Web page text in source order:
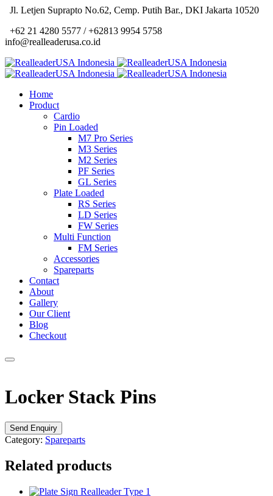
Jl. Letjen Suprapto No.62, Cemp. Putih Bar., DKI Jakarta 10520
+62 21 4280 5577 / +62813 9954 5758
info@realleaderusa.co.id
Home
Product
Cardio
Pin Loaded
M7 Pro Series
M3 Series
M2 Series
PF Series
GL Series
Plate Loaded
RS Series
LD Series
FW Series
Multi Function
FM Series
Accessories
Spareparts
Contact
About
Gallery
Our Client
Blog
Checkout
Locker Stack Pins
Send Enquiry
Category: Spareparts
Related products